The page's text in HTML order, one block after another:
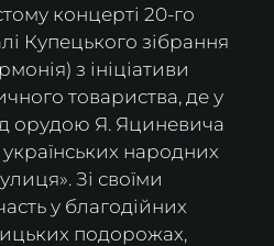
концерті 20-го
Купецького зібрання
з ініціативи
товариства, де у
орудою Я. Яциневича
народних
Зі своїми
у благодійних
подорожах,